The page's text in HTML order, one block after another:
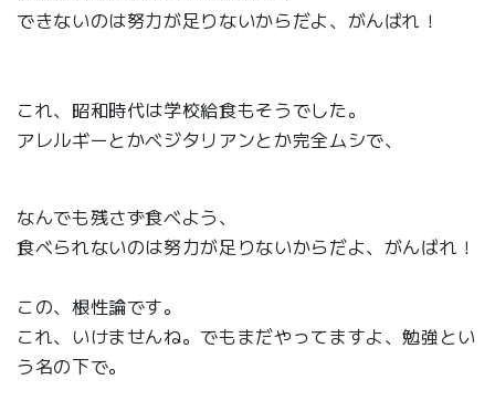
できないのは努力が足りないからだよ、がんばれ！
これ、昭和時代は学校給食もそうでした。
アレルギーとかベジタリアンとか完全ムシで、
なんでも残さず食べよう、
食べられないのは努力が足りないからだよ、がんばれ！
この、根性論です。
これ、いけませんね。でもまだやってますよ、勉強とい
う名の下で。